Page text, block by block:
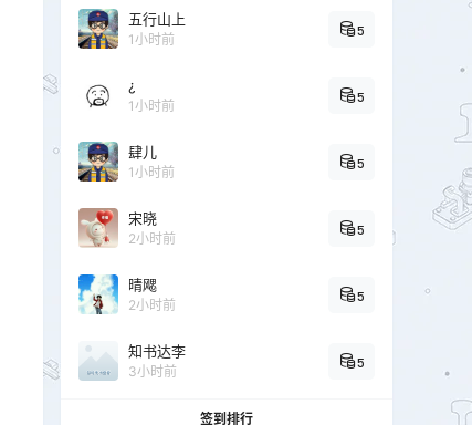
五行山上
1小时前
5
¿
1小时前
5
肆儿
1小时前
5
宋晓
2小时前
5
晴飔
2小时前
5
知书达李
3小时前
5
签到排行